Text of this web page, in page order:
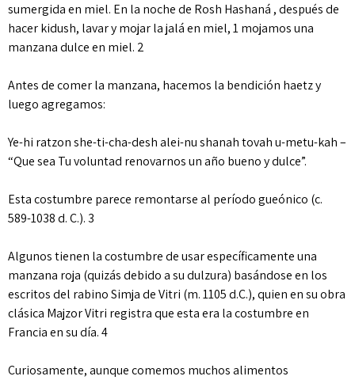
sumergida en miel. En la noche de Rosh Hashaná , después de
hacer kidush, lavar y mojar la jalá en miel, 1 mojamos una
manzana dulce en miel. 2
Antes de comer la manzana, hacemos la bendición haetz y
luego agregamos:
Ye-hi ratzon she-ti-cha-desh alei-nu shanah tovah u-metu-kah –
“Que sea Tu voluntad renovarnos un año bueno y dulce”.
Esta costumbre parece remontarse al período gueónico (c.
589-1038 d. C.). 3
Algunos tienen la costumbre de usar específicamente una
manzana roja (quizás debido a su dulzura) basándose en los
escritos del rabino Simja de Vitri (m. 1105 d.C.), quien en su obra
clásica Majzor Vitri registra que esta era la costumbre en
Francia en su día. 4
Curiosamente, aunque comemos muchos alimentos